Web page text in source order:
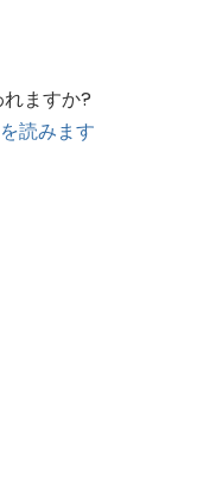
ますか?
読みます